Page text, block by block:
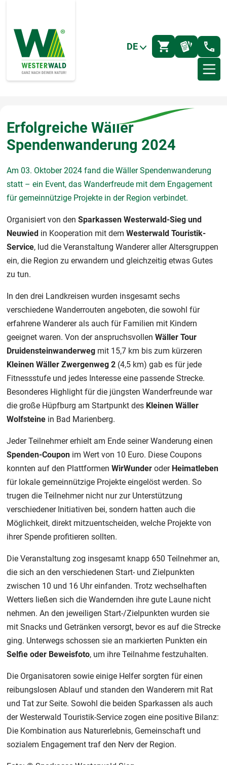
DE
Erfolgreiche Wäller
Spendenwanderung 2024
Am 03. Oktober 2024 fand die Wäller Spendenwanderung
statt – ein Event, das Wanderfreude mit dem Engagement
für gemeinnützige Projekte in der Region verbindet.
Organisiert von den Sparkassen Westerwald-Sieg und
Neuwied in Kooperation mit dem Westerwald Touristik-
Service, lud die Veranstaltung Wanderer aller Altersgruppen
ein, die Region zu erwandern und gleichzeitig etwas Gutes
zu tun.
In den drei Landkreisen wurden insgesamt sechs
verschiedene Wanderrouten angeboten, die sowohl für
erfahrene Wanderer als auch für Familien mit Kindern
geeignet waren. Von der anspruchsvollen Wäller Tour
Druidensteinwanderweg mit 15,7 km bis zum kürzeren
Kleinen Wäller Zwergenweg 2 (4,5 km) gab es für jede
Fitnessstufe und jedes Interesse eine passende Strecke.
Besonderes Highlight für die jüngsten Wanderfreunde war
die große Hüpfburg am Startpunkt des Kleinen Wäller
Wolfsteine in Bad Marienberg.
Jeder Teilnehmer erhielt am Ende seiner Wanderung einen
Spenden-Coupon im Wert von 10 Euro. Diese Coupons
konnten auf den Plattformen WirWunder oder Heimatleben
für lokale gemeinnützige Projekte eingelöst werden. So
trugen die Teilnehmer nicht nur zur Unterstützung
verschiedener Initiativen bei, sondern hatten auch die
Möglichkeit, direkt mitzuentscheiden, welche Projekte von
ihrer Spende profitieren sollten.
Die Veranstaltung zog insgesamt knapp 650 Teilnehmer an,
die sich an den verschiedenen Start- und Zielpunkten
zwischen 10 und 16 Uhr einfanden. Trotz wechselhaften
Wetters ließen sich die Wandernden ihre gute Laune nicht
nehmen. An den jeweiligen Start-/Zielpunkten wurden sie
mit Snacks und Getränken versorgt, bevor es auf die Strecke
ging. Unterwegs schossen sie an markierten Punkten ein
Selfie oder Beweisfoto, um ihre Teilnahme festzuhalten.
Die Organisatoren sowie einige Helfer sorgten für einen
reibungslosen Ablauf und standen den Wanderern mit Rat
und Tat zur Seite. Sowohl die beiden Sparkassen als auch
der Westerwald Touristik-Service zogen eine positive Bilanz:
Die Kombination aus Naturerlebnis, Gemeinschaft und
sozialem Engagement traf den Nerv der Region.